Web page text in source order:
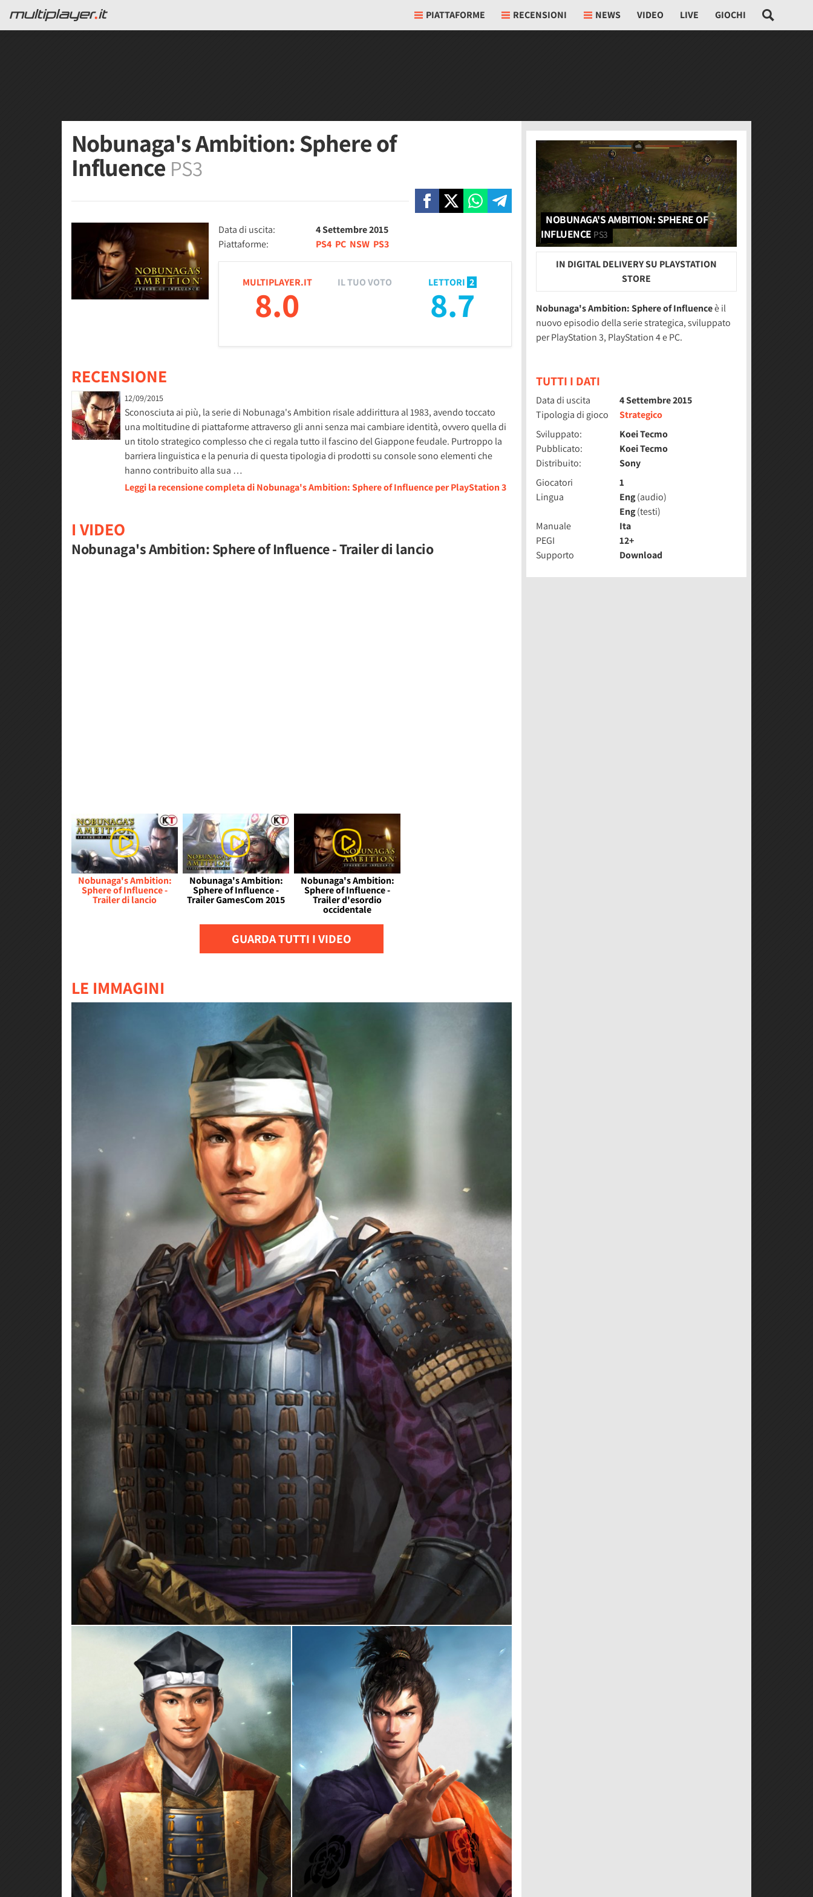
PIATTAFORME RECENSIONI NEWS VIDEO LIVE GIOCHI
Nobunaga's Ambition: Sphere of
Influence PS3
Data di uscita:
4 Settembre 2015
Piattaforme:
PS4 PC NSW PS3
MULTIPLAYER.IT
8.0
LETTORI 2
8.7
IL TUO VOTO
RECENSIONE
12/09/2015
Sconosciuta ai più, la serie di Nobunaga's Ambition risale addirittura al 1983, avendo toccato
una moltitudine di piattaforme attraverso gli anni senza mai cambiare identità, ovvero quella di
un titolo strategico complesso che ci regala tutto il fascino del Giappone feudale. Purtroppo la
barriera linguistica e la penuria di questa tipologia di prodotti su console sono elementi che
hanno contribuito alla sua …
Leggi la recensione completa di Nobunaga's Ambition: Sphere of Influence per PlayStation 3
I VIDEO
Nobunaga's Ambition: Sphere of Influence - Trailer di lancio
Nobunaga's Ambition:
Sphere of Influence -
Trailer di lancio
Nobunaga's Ambition:
Sphere of Influence -
Trailer GamesCom 2015
Nobunaga's Ambition:
Sphere of Influence -
Trailer d'esordio
occidentale
GUARDA TUTTI I VIDEO
LE IMMAGINI
NOBUNAGA'S AMBITION: SPHERE OF
INFLUENCE PS3
IN DIGITAL DELIVERY SU PLAYSTATION
STORE
Nobunaga's Ambition: Sphere of Influenceè il
nuovo episodio della serie strategica, sviluppato
per PlayStation 3, PlayStation 4 e PC.
TUTTI I DATI
Data di uscita
4 Settembre 2015
Tipologia di gioco
Strategico
Sviluppato:
Koei Tecmo
Pubblicato:
Koei Tecmo
Distribuito:
Sony
Giocatori
1
Lingua
Eng(audio)
Eng(testi)
Manuale
Ita
PEGI
12+
Supporto
Download